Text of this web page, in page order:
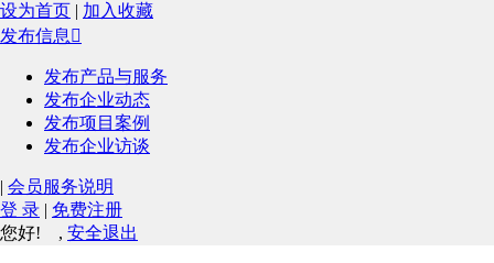
设为首页 | 加入收藏
发布信息 
发布产品与服务
发布企业动态
发布项目案例
发布企业访谈
| 会员服务说明
登 录 | 免费注册
您好!
, 安全退出